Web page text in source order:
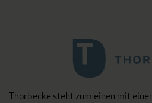
Thorbecke steht zum einen mit